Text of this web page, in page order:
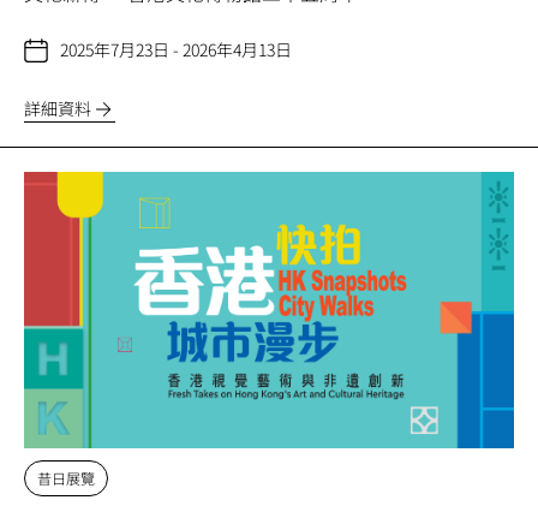
2025年7月23日 - 2026年4月13日
詳細資料
昔日展覽